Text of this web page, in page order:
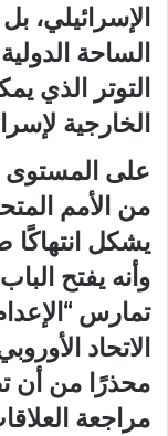
الإسرائيلي،
الساحة
التوتر الذي
الخارجية
على المستوى
من الأمم
يشكل انتهاكًا
وأنه يفتح
تمارس
الاتحاد
محذرًا من أن
مراجعة